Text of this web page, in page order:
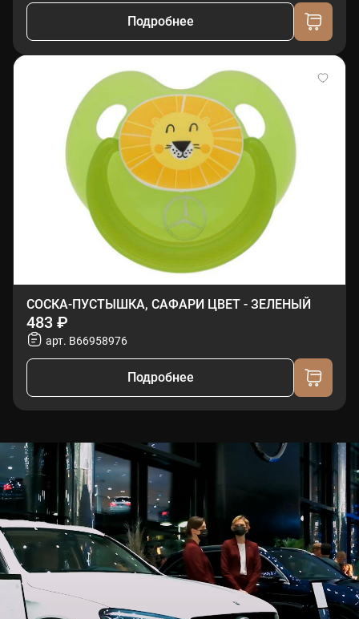
Подробнее
СОСКА-ПУСТЫШКА, САФАРИ ЦВЕТ - ЗЕЛЕНЫЙ
483 ₽
арт. B66958976
Подробнее